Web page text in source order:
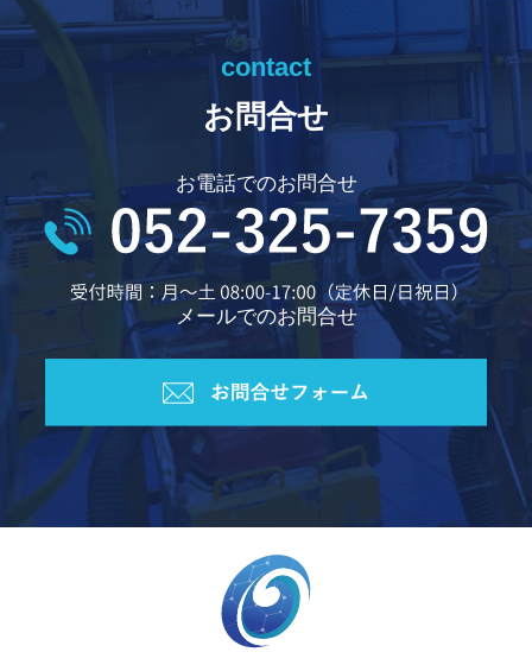
contact
お問合せ
お電話でのお問合せ
メールでのお問合せ